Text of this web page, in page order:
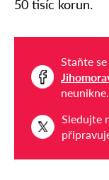
50 tisíc korun.
Staňte
neunikne.
Sledujte